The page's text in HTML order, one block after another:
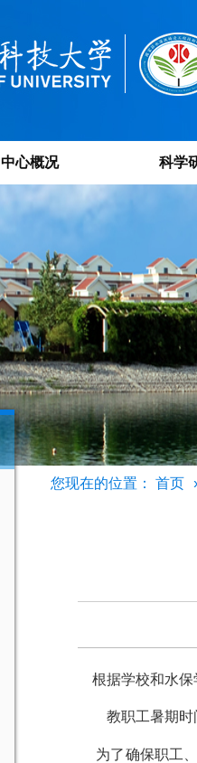
中心概况 科学
您现在的位置： 首页
根据学校和水保
教职工暑期时
为了确保职工